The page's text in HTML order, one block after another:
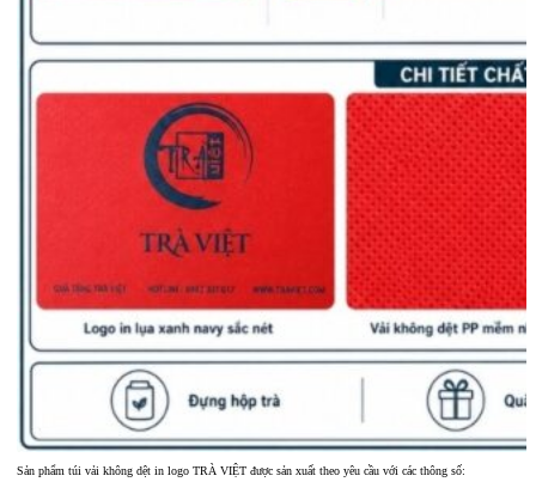
Sản phẩm túi vải không dệt in logo TRÀ VIỆT được sản xuất theo yêu cầu với các thông số: